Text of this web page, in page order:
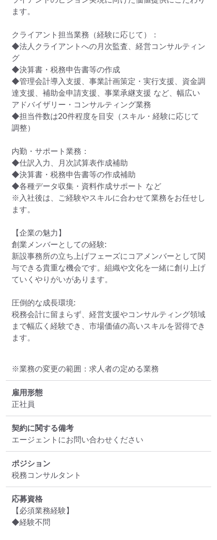
ます。
クライアント担当業務（経験に応じて）：
◆法人クライアントへの月次監査、経営コンサルティン
グ
◆決算書・税務申告書等の作成
◆管理会計導入支援、事業計画策定・実行支援、資金調
達支援、補助金申請支援、事業承継支援 など、幅広い
アドバイザリー・コンサルティング業務
◆担当件数は20件程度を目安（スキル・経験に応じて
調整）
内勤・サポート業務：
◆仕訳入力、月次試算表作成補助
◆決算書・税務申告書等の作成補助
◆各種データ収集・資料作成サポート など
※入社後は、ご経験やスキルに合わせて業務をお任せし
ます。
【企業の魅力】
創業メンバーとしての経験:
新設事務所の立ち上げフェーズにコアメンバーとして関
与できる貴重な機会です。組織や文化を一緒に創り上げ
ていくやりがいがあります。
圧倒的な成長環境:
税務会計に留まらず、経営支援やコンサルティング領域
まで幅広く経験でき、市場価値の高いスキルを習得でき
ます。
※業務の変更の範囲：求人者の定める業務
雇用形態
正社員
契約に関する備考
エージェントにお問い合わせください
ポジション
税務コンサルタント
応募資格
【必須業務経験】
◆経験不問